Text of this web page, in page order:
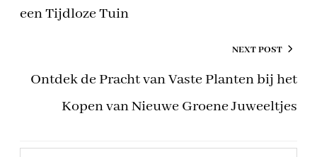
een Tijdloze Tuin
NEXT POST
Ontdek de Pracht van Vaste Planten bij het
Kopen van Nieuwe Groene Juweeltjes